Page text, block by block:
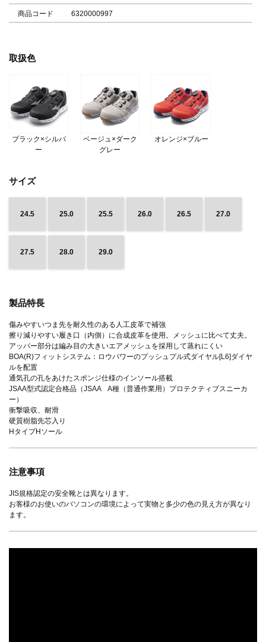
商品コード 6320000997
取扱色
ブラック×シルバ
ー
ベージュ×ダーク
グレー
オレンジ×ブルー
サイズ
24.5 25.0 25.5 26.0 26.5 27.0
27.5 28.0 29.0
製品特長
傷みやすいつま先を耐久性のある人工皮革で補強
擦り減りやすい履き口（内側）に合成皮革を使用。メッシュに比べて丈夫。
アッパー部分は編み目の大きいエアメッシュを採用して蒸れにくい
BOA(R)フィットシステム：ロウパワーのプッシュプル式ダイヤル[L6]ダイヤ
ルを配置
通気孔の孔をあけたスポンジ仕様のインソール搭載
JSAA型式認定合格品（JSAA A種（普通作業用）プロテクティブスニーカ
ー）
衝撃吸収、耐滑
硬質樹脂先芯入り
HタイプHソール
注意事項
JIS規格認定の安全靴とは異なります。
お客様のお使いのパソコンの環境によって実物と多少の色の見え方が異なり
ます。